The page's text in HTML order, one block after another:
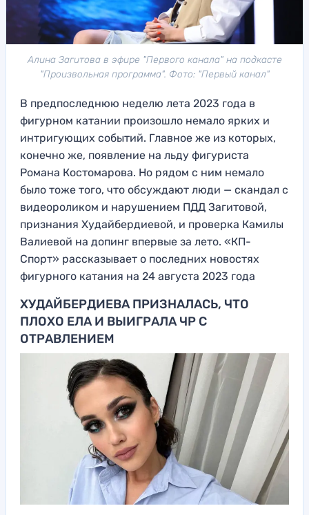
Алина Загитова в эфире "Первого канала" на подкасте
"Произвольная программа". Фото: "Первый канал"
В предпоследнюю неделю лета 2023 года в
фигурном катании произошло немало ярких и
интригующих событий. Главное же из которых,
конечно же, появление на льду фигуриста
Романа Костомарова. Но рядом с ним немало
было тоже того, что обсуждают люди — скандал с
видеороликом и нарушением ПДД Загитовой,
признания Худайбердиевой, и проверка Камилы
Валиевой на допинг впервые за лето. «КП-
Спорт» рассказывает о последних новостях
фигурного катания на 24 августа 2023 года
ХУДАЙБЕРДИЕВА ПРИЗНАЛАСЬ, ЧТО
ПЛОХО ЕЛА И ВЫИГРАЛА ЧР С
ОТРАВЛЕНИЕМ